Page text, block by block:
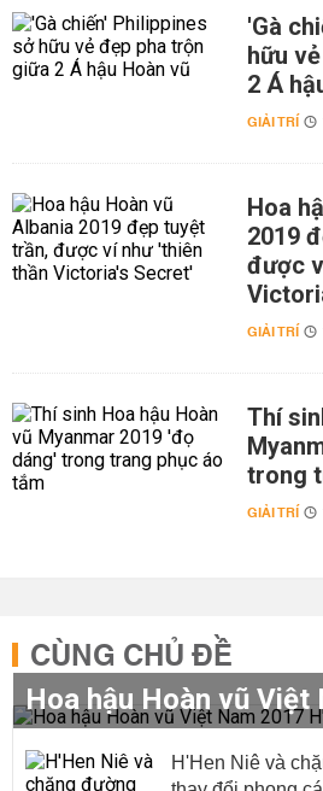
'Gà
hữu
2 Á
GIẢI TRÍ
Hoa
2019
được
GIẢI TRÍ
Thí
trong
GIẢI TRÍ
CÙNG CHỦ ĐỀ
H'Hen Niê và